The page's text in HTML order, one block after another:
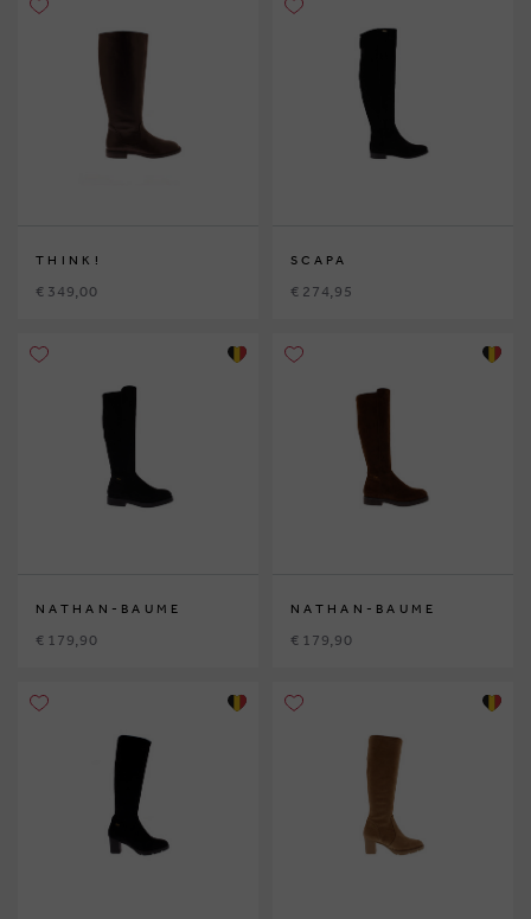
THINK!
€ 349,00
SCAPA
€ 274,95
NATHAN-BAUME
€ 179,90
NATHAN-BAUME
€ 179,90